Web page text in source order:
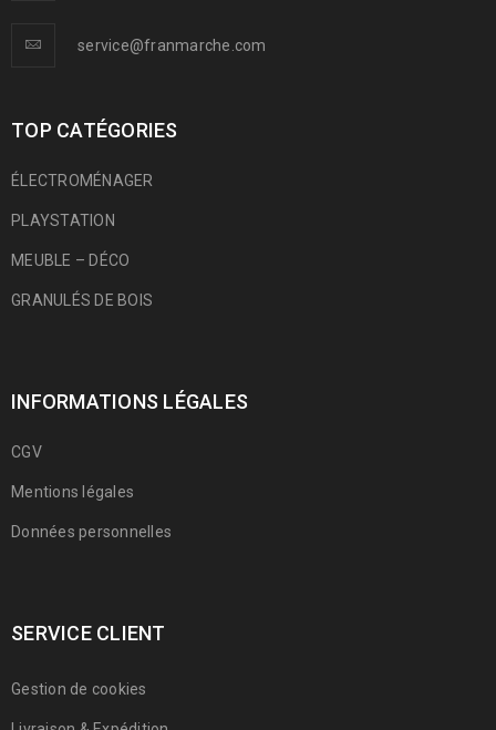
service@franmarche.com
TOP CATÉGORIES
ÉLECTROMÉNAGER
PLAYSTATION
MEUBLE – DÉCO
GRANULÉS DE BOIS
INFORMATIONS LÉGALES
CGV
Mentions légales
Données personnelles
SERVICE CLIENT
Gestion de cookies